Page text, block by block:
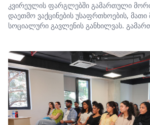
კვირეულის ფარგლებში გამართული
დაეთმო ვაქცინების უსაფრთხოების,
სოციალური გავლენის განხილვას.